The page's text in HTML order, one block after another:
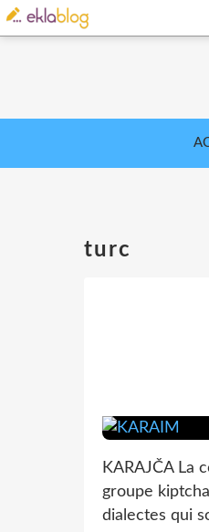
turc
KARAJČA La
groupe
dialectes qui